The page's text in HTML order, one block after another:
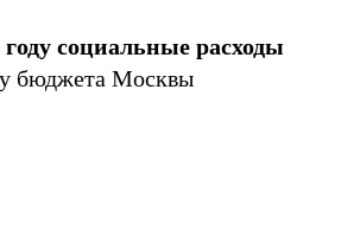
социальные расходы
бюджета Москвы